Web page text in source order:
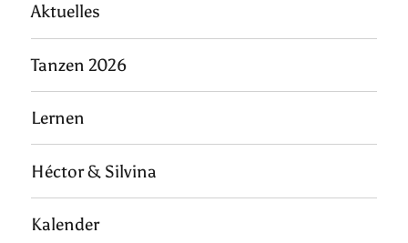
Aktuelles
Tanzen 2026
Lernen
Héctor & Silvina
Kalender